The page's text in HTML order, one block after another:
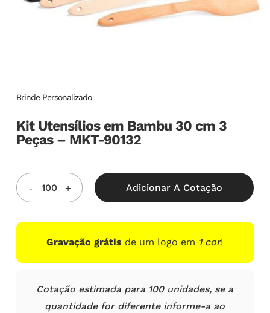
Brinde Personalizado
Kit Utensílios em Bambu 30 cm 3
Peças – MKT-90132
Adicionar A Cotação
Gravação grátis de um logo em 1 cor!
Cotação estimada para 100 unidades, se a
quantidade for diferente informe-a ao